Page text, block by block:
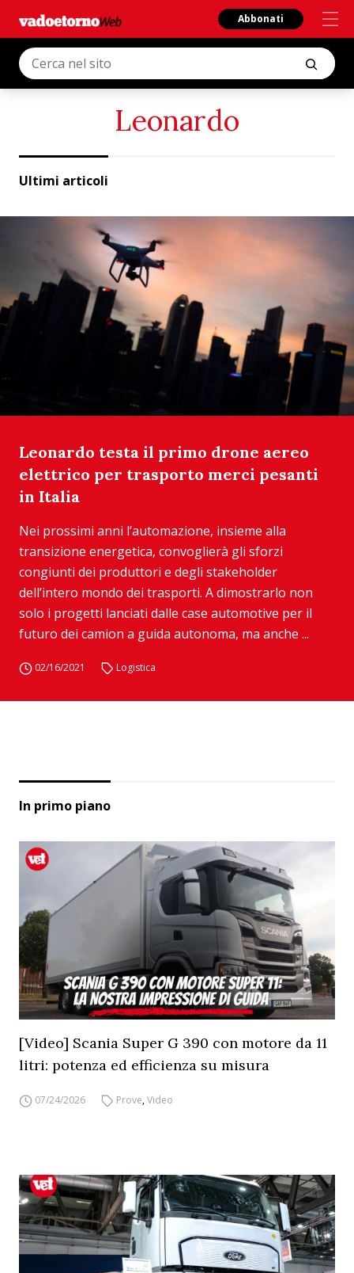
Abbonati
Leonardo
Ultimi articoli
Leonardo testa il primo drone aereo
elettrico per trasporto merci pesanti
in Italia
Nei prossimi anni l’automazione, insieme alla
transizione energetica, convoglierà gli sforzi
congiunti dei produttori e degli stakeholder
dell’intero mondo dei trasporti. A dimostrarlo non
solo i progetti lanciati dalle case automotive per il
futuro dei camion a guida autonoma, ma anche ...
02/16/2021 Logistica
In primo piano
[Video] Scania Super G 390 con motore da 11
litri: potenza ed efficienza su misura
07/24/2026 Prove,Video